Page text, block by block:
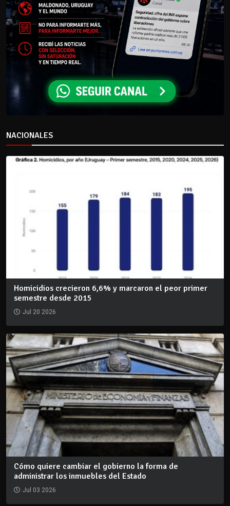
NACIONALES
Homicidios crecieron 6,6% y marcaron el peor primer
semestre desde 2015
Jul 20 2026
Cómo quiere cambiar el gobierno la forma de
administrar los inmuebles del Estado
Jul 03 2026